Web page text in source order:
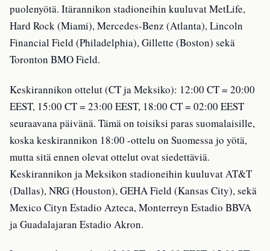
puolenyötä. Itärannikon stadioneihin kuuluvat MetLife,
Hard Rock (Miami), Mercedes-Benz (Atlanta), Lincoln
Financial Field (Philadelphia), Gillette (Boston) sekä
Toronton BMO Field.
Keskirannikon ottelut (CT ja Meksiko): 12:00 CT = 20:00
EEST, 15:00 CT = 23:00 EEST, 18:00 CT = 02:00 EEST
seuraavana päivänä. Tämä on toisiksi paras suomalaisille,
koska keskirannikon 18:00 -ottelu on Suomessa jo yötä,
mutta sitä ennen olevat ottelut ovat siedettäviä.
Keskirannikon ja Meksikon stadioneihin kuuluvat AT&T
(Dallas), NRG (Houston), GEHA Field (Kansas City), sekä
Mexico Cityn Estadio Azteca, Monterreyn Estadio BBVA
ja Guadalajaran Estadio Akron.